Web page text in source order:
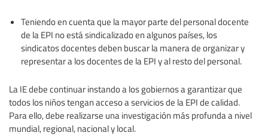
Teniendo en cuenta que la mayor parte del personal docente
de la EPI no está sindicalizado en algunos países, los
sindicatos docentes deben buscar la manera de organizar y
representar a los docentes de la EPI y al resto del personal.
La IE debe continuar instando a los gobiernos a garantizar que
todos los niños tengan acceso a servicios de la EPI de calidad.
Para ello, debe realizarse una investigación más profunda a nivel
mundial, regional, nacional y local.